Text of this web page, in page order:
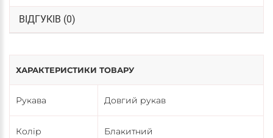
ВІДГУКІВ (0)
ХАРАКТЕРИСТИКИ ТОВАРУ
Рукава Довгий рукав
Колір Блакитний